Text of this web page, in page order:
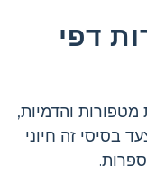
דפי
והדמיות,
בסיסי זה חיוני